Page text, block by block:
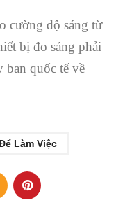
cường độ sáng từ
bị đo sáng phải
ban quốc tế về
Làm Việc